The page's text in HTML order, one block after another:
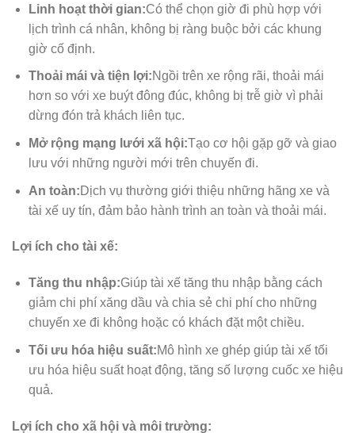
Linh hoạt thời gian:Có thể chọn giờ đi phù hợp với
lịch trình cá nhân, không bị ràng buộc bởi các khung
giờ cố định.
Thoải mái và tiện lợi:Ngồi trên xe rộng rãi, thoải mái
hơn so với xe buýt đông đúc, không bị trễ giờ vì phải
dừng đón trả khách liên tục.
Mở rộng mạng lưới xã hội:Tạo cơ hội gặp gỡ và giao
lưu với những người mới trên chuyến đi.
An toàn:Dịch vụ thường giới thiệu những hãng xe và
tài xế uy tín, đảm bảo hành trình an toàn và thoải mái.
Lợi ích cho tài xế:
Tăng thu nhập:Giúp tài xế tăng thu nhập bằng cách
giảm chi phí xăng dầu và chia sẻ chi phí cho những
chuyến xe đi không hoặc có khách đặt một chiều.
Tối ưu hóa hiệu suất:Mô hình xe ghép giúp tài xế tối
ưu hóa hiệu suất hoạt động, tăng số lượng cuốc xe hiệu
quả.
Lợi ích cho xã hội và môi trường: